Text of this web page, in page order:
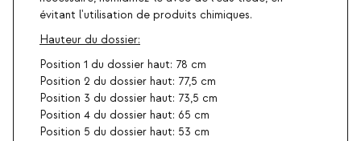
évitant l'utilisation de produits chimiques.
Hauteur du dossier:
Position 1 du dossier haut: 78 cm
Position 2 du dossier haut: 77,5 cm
Position 3 du dossier haut: 73,5 cm
Position 4 du dossier haut: 65 cm
Position 5 du dossier haut: 53 cm